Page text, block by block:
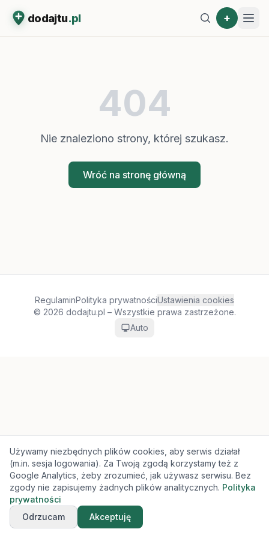
dodajtu.pl +
404
Nie znaleziono strony, której szukasz.
Wróć na stronę główną
RegulaminPolityka prywatnościUstawienia cookies
© 2026 dodajtu.pl – Wszystkie prawa zastrzeżone.
Auto
Używamy niezbędnych plików cookies, aby serwis działał
(m.in. sesja logowania). Za Twoją zgodą korzystamy też z
Google Analytics, żeby zrozumieć, jak używasz serwisu. Bez
zgody nie zapisujemy żadnych plików analitycznych. Polityka
prywatności
Odrzucam
Akceptuję